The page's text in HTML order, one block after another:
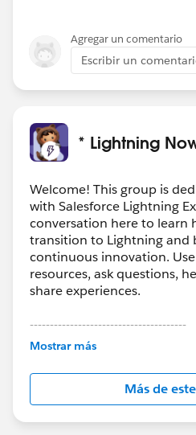
Agregar un comentario
Escribir un
* Lightning
Welcome! This group is
with Salesforce Lightning
conversation here to learn
transition to Lightning and
continuous innovation.
resources, ask questions,
share experiences.
---------------------------------------
This group is maintained
this group falls under the
http://
us/investor/forward-
statements/default.aspx
Mostrar más
Más de